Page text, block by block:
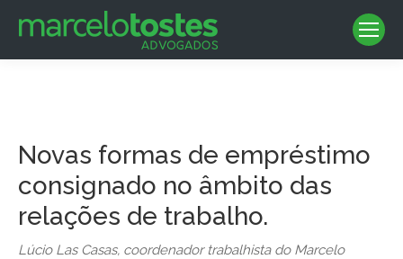
Novas formas de empréstimo
consignado no âmbito das
relações de trabalho.
Lúcio Las Casas, coordenador trabalhista do Marcelo